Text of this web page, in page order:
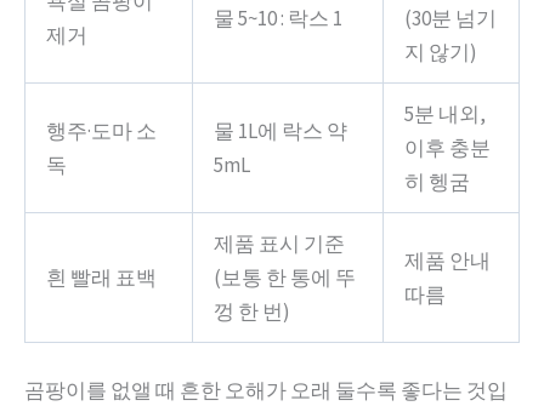
제거
물 5~10 : 락스 1
(30분 넘기
지 않기)
행주·도마 소
독
물 1L에 락스 약
5mL
5분 내외,
이후 충분
히 헹굼
흰 빨래 표백
제품 표시 기준
(보통 한 통에 뚜
껑 한 번)
제품 안내
따름
곰팡이를 없앨 때 흔한 오해가 오래 둘수록 좋다는 것입